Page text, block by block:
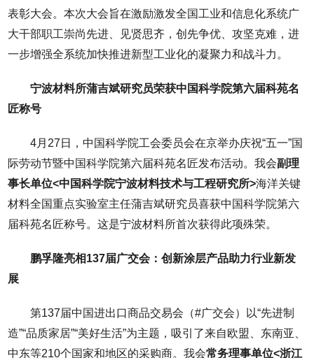
表彰大会。本次大会旨在激励激发全国工业和信息化系统广
大干部职工崇尚先进、见贤思齐，创先争优、攻坚克难，进
一步增强全系统加快推进新型工业化的凝聚力和战斗力。
宁波材料所蒲吉斌研究员荣获中国科学院第六届科苑名
匠称号
4月27日，中国科学院工会委员会在京举办庆祝“五一”国
际劳动节暨中国科学院第六届科苑名匠发布活动。我会副理
事长单位<中国科学院宁波材料技术与工程研究所>海洋关键
材料全国重点实验室主任蒲吉斌研究员喜获中国科学院第六
届科苑名匠称号。这是宁波材料所首次获得此项殊荣。
鹏孚隆亮相137届广交会：创新涂层产品助力行业新发
展
第137届中国进出口商品交易会（#广交会）以“先进制
造”“品质家居”“美好生活”为主题，吸引了来自欧盟、东南亚、
中东等210个国家和地区的采购商。我会常务理事单位<浙江